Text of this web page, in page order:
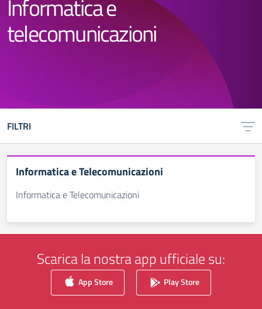
Informatica e
telecomunicazioni
FILTRI
Informatica e Telecomunicazioni
Informatica e Telecomunicazioni
Scarica la nostra app ufficiale su:
App Store Play Store